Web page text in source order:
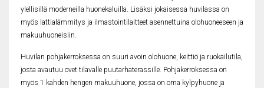
ylellisillä moderneilla huonekaluilla. Lisäksi jokaisessa huvilassa on
myös lattialämmitys ja ilmastointilaitteet asennettuina olohuoneeseen ja
makuuhuoneisiin.
Huvilan pohjakerroksessa on suuri avoin olohuone, keittiö ja ruokailutila,
josta avautuu ovet tilavalle puutarhaterassille. Pohjakerroksessa on
myös 1 kahden hengen makuuhuone, jossa on oma kylpyhuone ja